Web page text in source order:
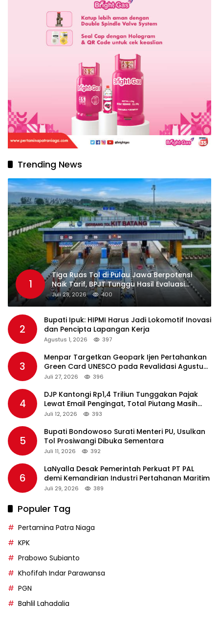
Trending News
1
Tiga Ruas Tol di Pulau Jawa Berpotensi
Naik Tarif, BPJT Tunggu Hasil Evaluasi
Standar Pelayanan
Juli 28, 2026 400
2
Bupati Ipuk: HIPMI Harus Jadi Lokomotif Inovasi
dan Pencipta Lapangan Kerja
Agustus 1, 2026 397
3
Menpar Targetkan Geopark Ijen Pertahankan
Green Card UNESCO pada Revalidasi Agustus
2026
Juli 27, 2026 396
4
DJP Kantongi Rp1,4 Triliun Tunggakan Pajak
Lewat Email Pengingat, Total Piutang Masih
Rp36 Triliun
Juli 12, 2026 393
5
Bupati Bondowoso Surati Menteri PU, Usulkan
Tol Prosiwangi Dibuka Sementara
Juli 11, 2026 392
6
LaNyalla Desak Pemerintah Perkuat PT PAL
demi Kemandirian Industri Pertahanan Maritim
Juli 29, 2026 389
Populer Tag
Pertamina Patra Niaga
KPK
Prabowo Subianto
Khofifah Indar Parawansa
PGN
Bahlil Lahadalia